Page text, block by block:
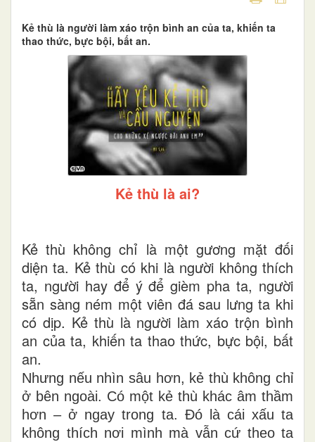
Kẻ thù là người làm xáo trộn bình an của ta, khiến ta
thao thức, bực bội, bất an.
Kẻ thù là ai?
Kẻ thù không chỉ là một gương mặt đối
diện ta. Kẻ thù có khi là người không thích
ta, người hay để ý để gièm pha ta, người
sẵn sàng ném một viên đá sau lưng ta khi
có dịp. Kẻ thù là người làm xáo trộn bình
an của ta, khiến ta thao thức, bực bội, bất
an.
Nhưng nếu nhìn sâu hơn, kẻ thù không chỉ
ở bên ngoài. Có một kẻ thù khác âm thầm
hơn – ở ngay trong ta. Đó là cái xấu ta
không thích nơi mình mà vẫn cứ theo ta